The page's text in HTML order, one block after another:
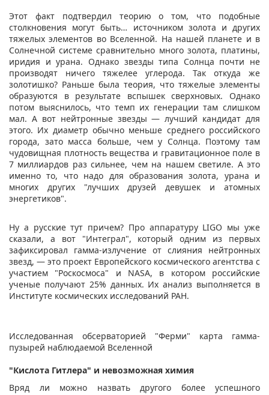
Этот факт подтвердил теорию о том, что подобные
столкновения могут быть… источником золота и других
тяжелых элементов во Вселенной. На нашей планете и в
Солнечной системе сравнительно много золота, платины,
иридия и урана. Однако звезды типа Солнца почти не
производят ничего тяжелее углерода. Так откуда же
золотишко? Раньше была теория, что тяжелые элементы
образуются в результате вспышек сверхновых. Однако
потом выяснилось, что темп их генерации там слишком
мал. А вот нейтронные звезды — лучший кандидат для
этого. Их диаметр обычно меньше среднего российского
города, зато масса больше, чем у Солнца. Поэтому там
чудовищная плотность вещества и гравитационное поле в
7 миллиардов раз сильнее, чем на нашем светиле. А это
именно то, что надо для образования золота, урана и
многих других "лучших друзей девушек и атомных
энергетиков".
Ну а русские тут причем? Про аппаратуру LIGO мы уже
сказали, а вот "Интеграл", который одним из первых
зафиксировал гамма-излучение от слияния нейтронных
звезд, — это проект Европейского космического агентства с
участием "Роскосмоса" и NASA, в котором российские
ученые получают 25% данных. Их анализ выполняется в
Институте космических исследований РАН.
Исследованная обсерваторией "Ферми" карта гамма-
пузырей наблюдаемой Вселенной
"Кислота Гитлера" и невозможная химия
Вряд ли можно назвать другого более успешного